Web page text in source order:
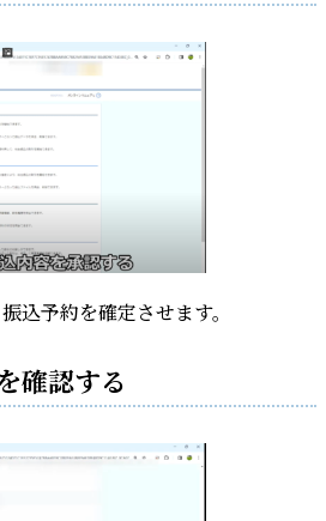
込予約を確定させます。
確認する